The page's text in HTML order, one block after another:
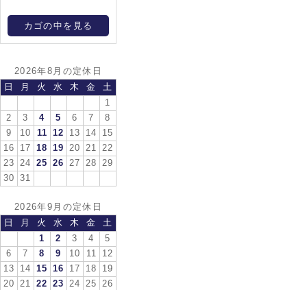
カゴの中を見る
2026年8月の定休日
日
月 火 水 木 金
土
1
2
3 4 5 6 7
8
9
10 11 12 13 14
15
16
17 18 19 20 21
22
23
24 25 26 27 28
29
30
31
2026年9月の定休日
日
月 火 水 木 金
土
1
2 3 4
5
6
7 8 9 10 11
12
13
14 15 16 17 18
19
20
21 22 23 24 25
26